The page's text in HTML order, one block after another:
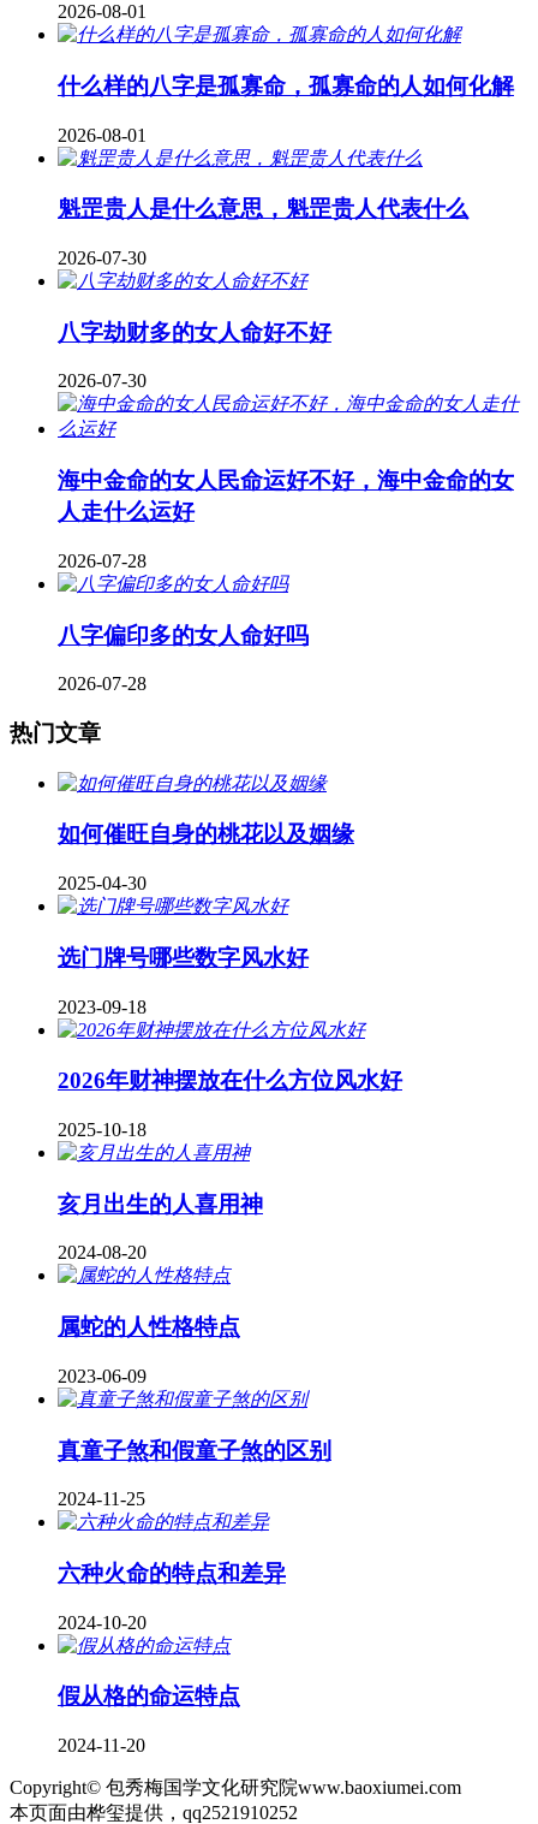
2026-08-01
什么样的八字是孤寡命，孤寡命的人如何化解
2026-08-01
魁罡贵人是什么意思，魁罡贵人代表什么
2026-07-30
八字劫财多的女人命好不好
2026-07-30
海中金命的女人民命运好不好，海中金命的女
人走什么运好
2026-07-28
八字偏印多的女人命好吗
2026-07-28
热门文章
如何催旺自身的桃花以及姻缘
2025-04-30
​选门牌号哪些数字风水好
2023-09-18
2026年财神摆放在什么方位风水好
2025-10-18
亥月出生的人喜用神
2024-08-20
属蛇的人性格特点
2023-06-09
真童子煞和假童子煞的区别
2024-11-25
六种火命的特点和差异
2024-10-20
假从格的命运特点
2024-11-20
Copyright© 包秀梅国学文化研究院www.baoxiumei.com
本页面由桦玺提供，qq2521910252